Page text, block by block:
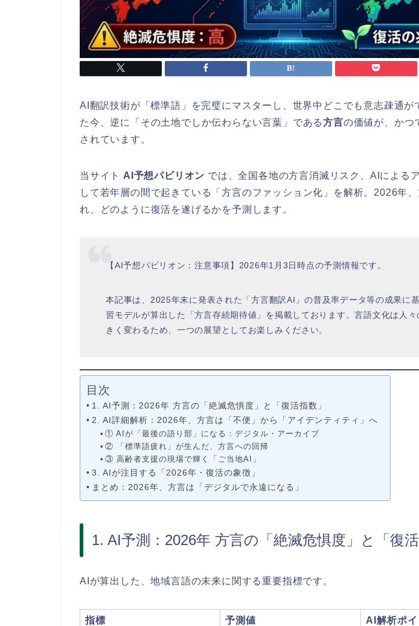
AI翻訳技術が「標準語」を完璧にマスターし、世界中どこでも意志疎通が
た今、逆に「その土地でしか伝わらない言葉」である方言の価値が、かつ
されています。
当サイト AI予想パビリオン では、全国各地の方言消滅リスク、AIによる
して若年層の間で起きている「方言のファッション化」を解析。2026年
れ、どのように復活を遂げるかを予測します。
【AI予想パビリオン：注意事項】2026年1月3日時点の予測情報です。
本記事は、2025年末に発表された「方言翻訳AI」の普及率データ等の成果に
習モデルが算出した「方言存続期待値」を掲載しております。言語文化は人
きく変わるため、一つの展望としてお楽しみください。
目次
1. AI予測：2026年 方言の「絶滅危惧度」と「復活指数」
2. AI詳細解析：2026年、方言は「不便」から「アイデンティティ」へ
① AIが「最後の語り部」になる：デジタル・アーカイブ
② 「標準語疲れ」が生んだ、方言への回帰
③ 高齢者支援の現場で輝く「ご当地AI」
3. AIが注目する「2026年・復活の象徴」
まとめ：2026年、方言は「デジタルで永遠になる」
1. AI予測：2026年 方言の「絶滅危惧度」と「復活
AIが算出した、地域言語の未来に関する重要指標です。
指標 予測値 AI解析ポイ